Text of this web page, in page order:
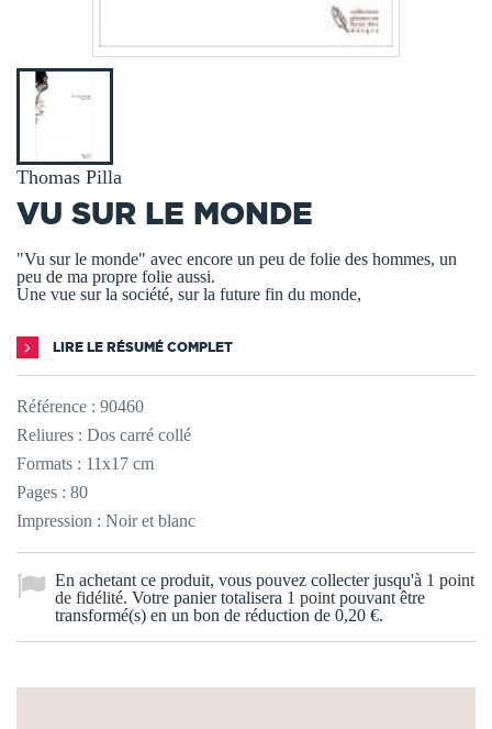
Thomas Pilla
VU SUR LE MONDE
"Vu sur le monde" avec encore un peu de folie des hommes, un
peu de ma propre folie aussi.
Une vue sur la société, sur la future fin du monde,
LIRE LE RÉSUMÉ COMPLET
Référence : 90460
Reliures : Dos carré collé
Formats : 11x17 cm
Pages : 80
Impression : Noir et blanc
En achetant ce produit, vous pouvez collecter jusqu'à 1 point
de fidélité. Votre panier totalisera 1 point pouvant être
transformé(s) en un bon de réduction de 0,20 €.